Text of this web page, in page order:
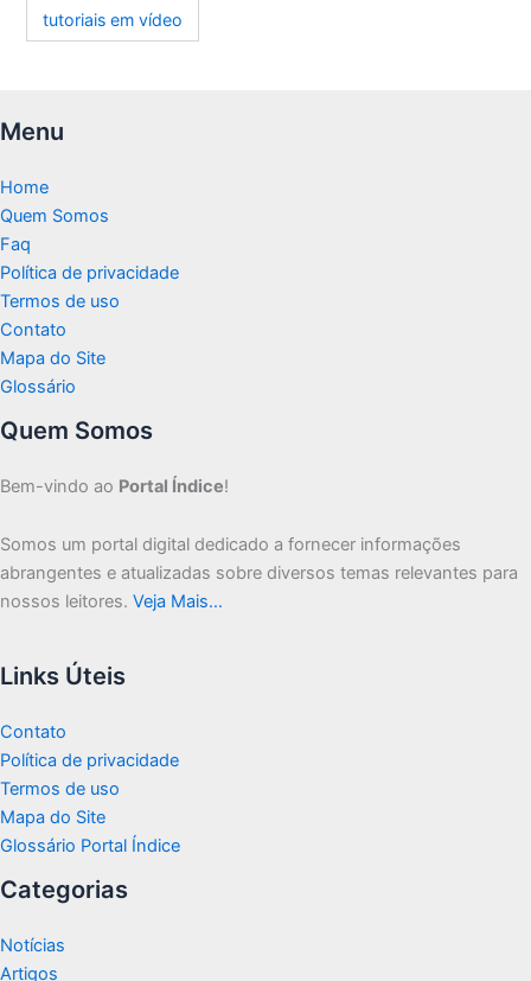
tutoriais em vídeo
Menu
Home
Quem Somos
Faq
Política de privacidade
Termos de uso
Contato
Mapa do Site
Glossário
Quem Somos
Bem-vindo ao Portal Índice!
Somos um portal digital dedicado a fornecer informações
abrangentes e atualizadas sobre diversos temas relevantes para
nossos leitores. Veja Mais…
Links Úteis
Contato
Política de privacidade
Termos de uso
Mapa do Site
Glossário Portal Índice
Categorias
Notícias
Artigos